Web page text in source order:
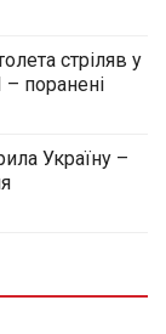
стріляв у
поранені
Україну –